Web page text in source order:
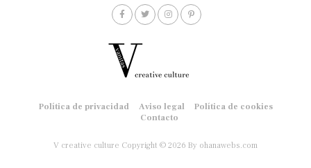
Política de privacidad Aviso legal
Política de cookies
Contacto
V creative culture Copyright © 2026 By ohanawebs.com